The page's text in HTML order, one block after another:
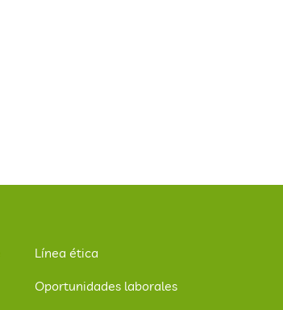
Línea ética
Oportunidades laborales